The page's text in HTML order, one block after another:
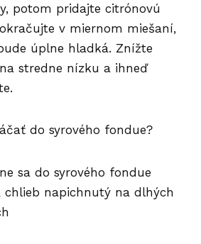
potom pridajte citrónovú
v miernom miešaní,
úplne hladká. Znížte
stredne nízku a ihneď
do syrového fondue?
sa do syrového fondue
chlieb napichnutý na dlhých